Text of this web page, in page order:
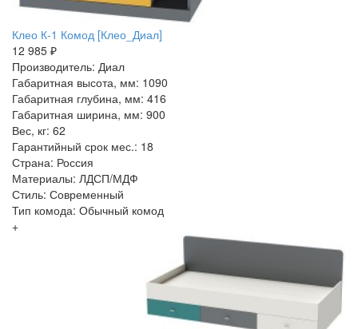
Клео К-1 Комод [Клео_Диал]
12 985 ₽
Производитель: Диал
Габаритная высота, мм: 1090
Габаритная глубина, мм: 416
Габаритная ширина, мм: 900
Вес, кг: 62
Гарантийный срок мес.: 18
Страна: Россия
Материалы: ЛДСП/МДФ
Стиль: Современный
Тип комода: Обычный комод
+